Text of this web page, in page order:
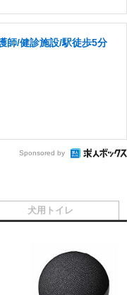
師/健診施設/駅徒歩5分
Sponsored by
犬用トイレ